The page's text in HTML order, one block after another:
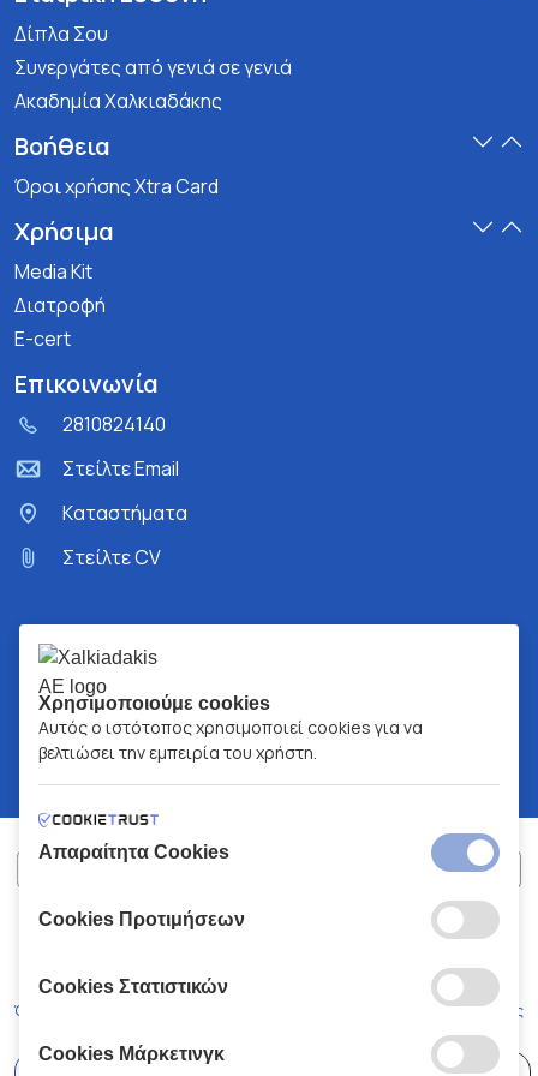
Δίπλα Σου
Συνεργάτες από γενιά σε γενιά
Ακαδημία Χαλκιαδάκης
Βοήθεια
Όροι χρήσης Xtra Card
Χρήσιμα
Media Kit
Διατροφή
E-cert
Επικοινωνία
2810824140
Στείλτε Email
Kαταστήματα
Στείλτε CV
ΧΑΛΚΙΑΔΑΚΗΣ Α.Ε.
Όροι και Προϋποθέσεις Κώδικας Δεοντολογίας
Χρησιμοποιούμε cookies
Αυτός ο ιστότοπος χρησιμοποιεί cookies για να
βελτιώσει την εμπειρία του χρήστη.
Απαραίτητα Cookies
Cookies Προτιμήσεων
Cookies Στατιστικών
Cookies Μάρκετινγκ